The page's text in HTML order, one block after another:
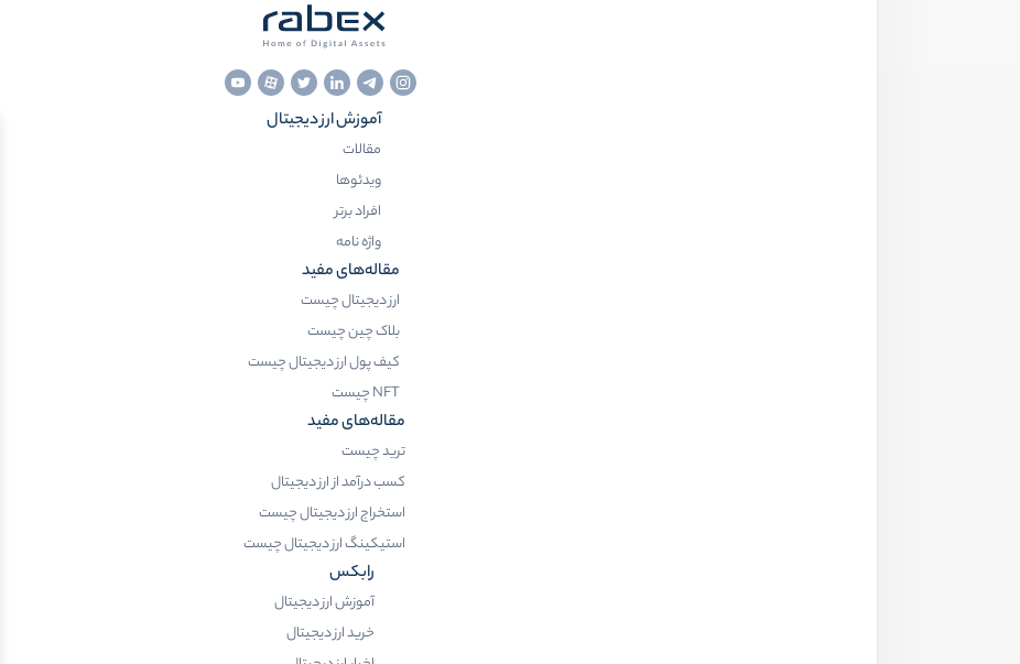
آموزش ارز دیجیتال
مقالات
ویدئوها
افراد برتر
واژه نامه
مقاله‌های مفید
ارز دیجیتال چیست
بلاک چین چیست
کیف پول ارز دیجیتال چیست
NFT چیست
مقاله‌های مفید
ترید چیست
کسب درآمد از ارز دیجیتال
استخراج ارز دیجیتال چیست
استیکینگ ارز دیجیتال چیست
رابکس
آموزش ارز دیجیتال
خرید ارز دیجیتال